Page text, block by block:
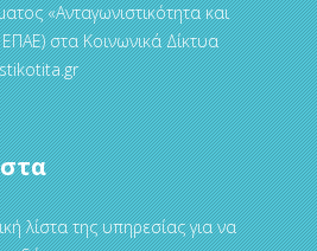
«Ανταγωνιστικότητα και
ΕΠΑΕ) στα Κοινωνικά Δίκτυα
λίστα της υπηρεσίας για να